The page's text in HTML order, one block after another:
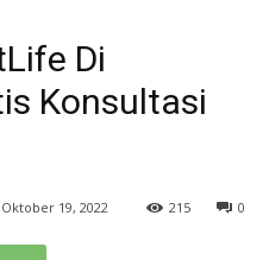
Di
Konsultasi
Oktober 19, 2022 0
215